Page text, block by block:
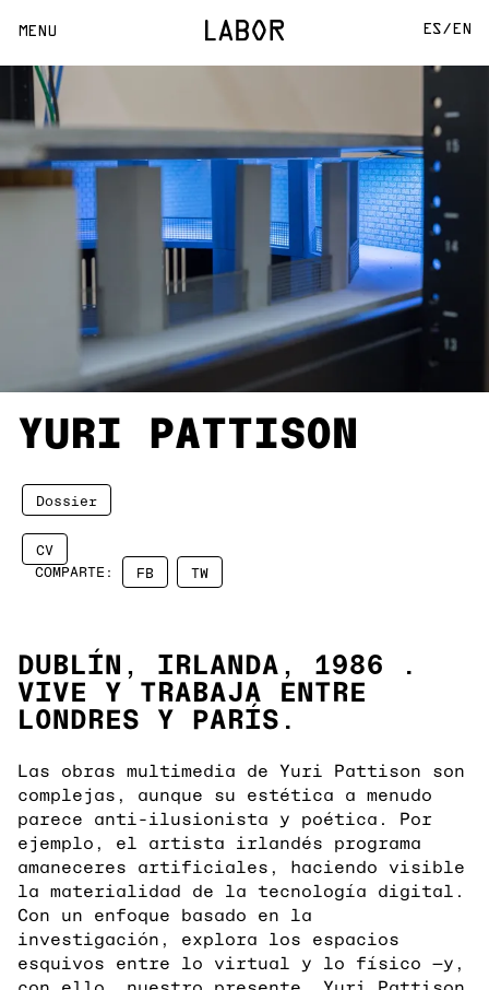
MENU ES/ EN
YURI PATTISON
Dossier
CV
COMPARTE:
FB TW
DUBLÍN, IRLANDA, 1986 .
VIVE Y TRABAJA ENTRE
LONDRES Y PARÍS.
Las obras multimedia de Yuri Pattison son
complejas, aunque su estética a menudo
parece anti-ilusionista y poética. Por
ejemplo, el artista irlandés programa
amaneceres artificiales, haciendo visible
la materialidad de la tecnología digital.
Con un enfoque basado en la
investigación, explora los espacios
esquivos entre lo virtual y lo físico —y,